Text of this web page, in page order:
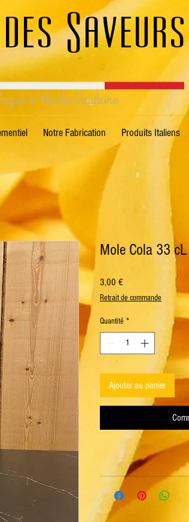
Saveurs
à Haute-Goulaine
Notre Fabrication Produits Italiens
Mole Cola 33 cL
3,00 €Prix
Retrait de commande
Quantité *
Ajouter au panier